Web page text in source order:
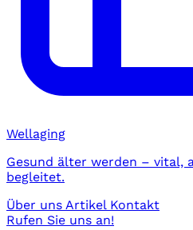
Wellaging
Gesund älter werden – vital,
begleitet.
Über uns Artikel Kontakt
Rufen Sie uns an!